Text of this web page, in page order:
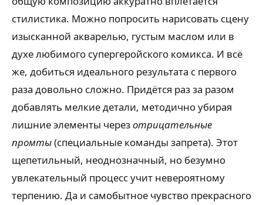
стилистика. Можно попросить нарисовать сцену
изысканной акварелью, густым маслом или в
духе любимого супергеройского комикса. И всё
же, добиться идеального результата с первого
раза довольно сложно. Придётся раз за разом
добавлять мелкие детали, методично убирая
лишние элементы черезотрицательные
промты(специальные команды запрета). Этот
щепетильный, неоднозначный, но безумно
увлекательный процесс учит невероятному
терпению. Да и самобытное чувство прекрасного